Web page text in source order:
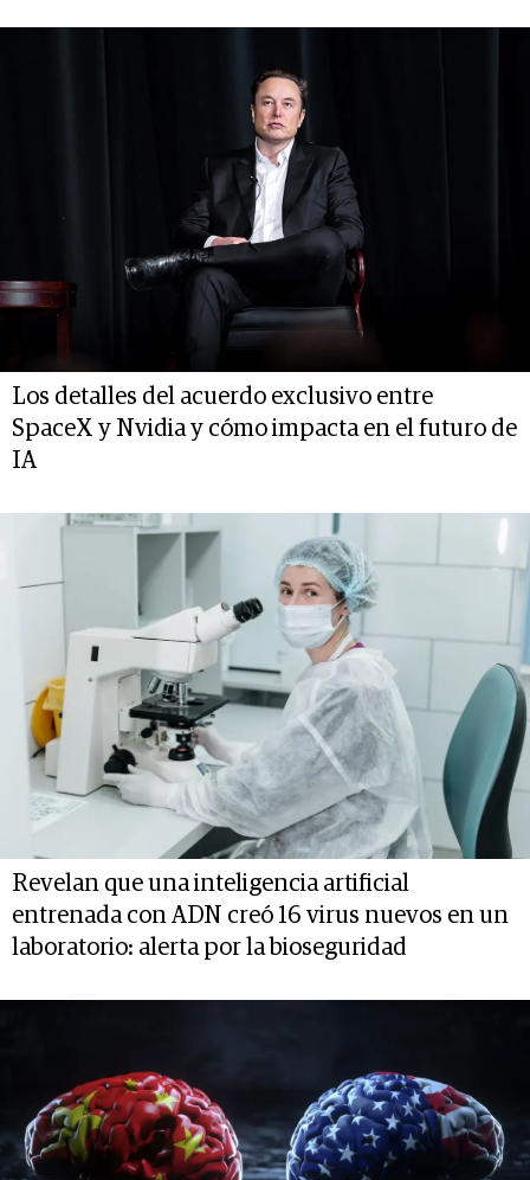
Los detalles del acuerdo exclusivo entre
SpaceX y Nvidia y cómo impacta en el futuro de
IA
Revelan que una inteligencia artificial
entrenada con ADN creó 16 virus nuevos en un
laboratorio: alerta por la bioseguridad